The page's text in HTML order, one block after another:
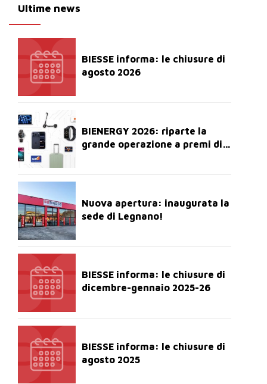
Ultime news
BIESSE informa: le chiusure di
agosto 2026
BIENERGY 2026: riparte la
grande operazione a premi di
Nuova apertura: inaugurata la
sede di Legnano!
BIESSE informa: le chiusure di
dicembre-gennaio 2025-26
BIESSE informa: le chiusure di
agosto 2025